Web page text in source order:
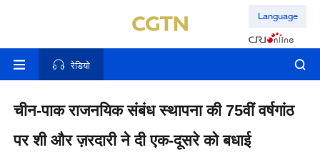
Language
रेडियो
चीन-पाक राजनयिक संबंध स्थापना की 75वीं वर्षगांठ
पर शी और ज़रदारी ने दी एक-दूसरे को बधाई